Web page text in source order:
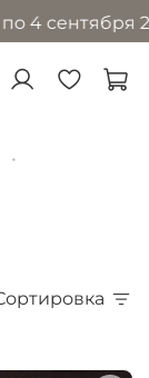
2026
Сортировка